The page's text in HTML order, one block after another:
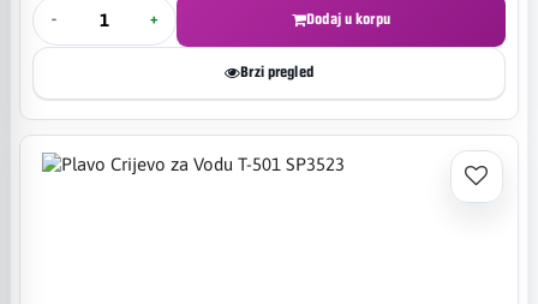
- + Dodaj u korpu
Brzi pregled